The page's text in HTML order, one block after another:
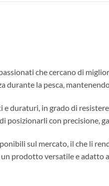
che cercano di
la pesca,
duraturi, in grado di
con precisione,
sul mercato, il che li
prodotto versatile e adatto